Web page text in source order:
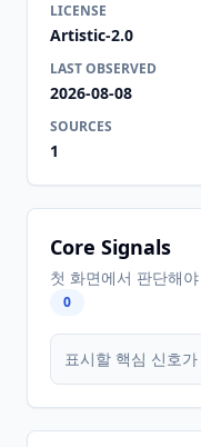
LICENSE
Artistic-2.0
LAST OBSERVED
2026-08-08
SOURCES
1
Core Signals
첫 화면에서 판단해
0
표시할 핵심 신호